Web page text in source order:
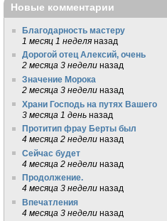
Новые комментарии
Благодарность мастеру
1 месяц 1 неделя назад
Дорогой отец Алексий, очень
2 месяца 3 недели назад
Значение Морока
2 месяца 3 недели назад
Храни Господь на путях Вашего
3 месяца 1 день назад
Протитип фрау Берты был
4 месяца 2 недели назад
Сейчас будет
4 месяца 2 недели назад
Продолжение.
4 месяца 3 недели назад
Впечатления
4 месяца 3 недели назад